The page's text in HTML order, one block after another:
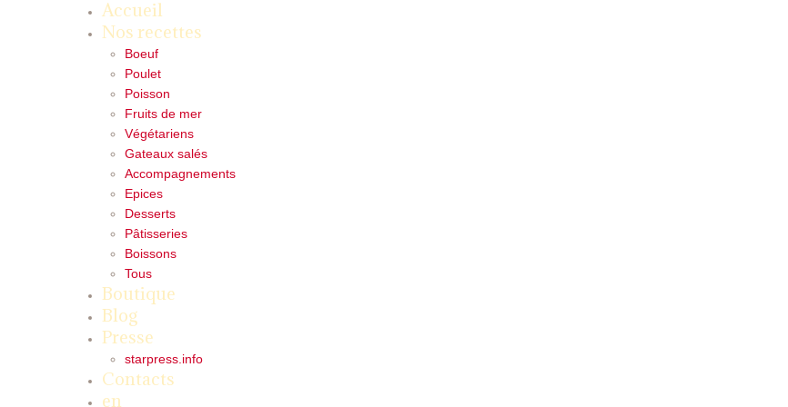
Accueil
Nos recettes
Boeuf
Poulet
Poisson
Fruits de mer
Végétariens
Gateaux salés
Accompagnements
Epices
Desserts
Pâtisseries
Boissons
Tous
Boutique
Blog
Presse
starpress.info
Contacts
en